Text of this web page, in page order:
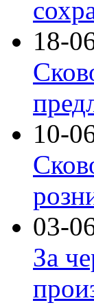
18-
10-
03-
За